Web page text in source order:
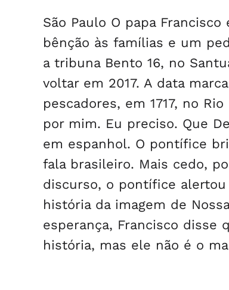
São Paulo O papa
bênção às famílias e um
a tribuna Bento 16, no
voltar em 2017. A data
pescadores, em 1717, no
por mim. Eu preciso. Que
em espanhol. O pontífice
fala brasileiro. Mais cedo,
discurso, o pontífice
história da imagem de
esperança, Francisco disse
história, mas ele não é o